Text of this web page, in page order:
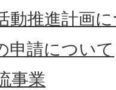
動推進計画
申請について
事業